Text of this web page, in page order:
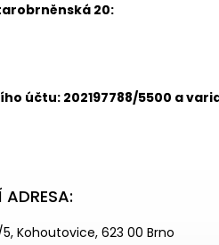
20:
účtu: 202197788/5500 a
ADRESA:
Kohoutovice, 623 00 Brno